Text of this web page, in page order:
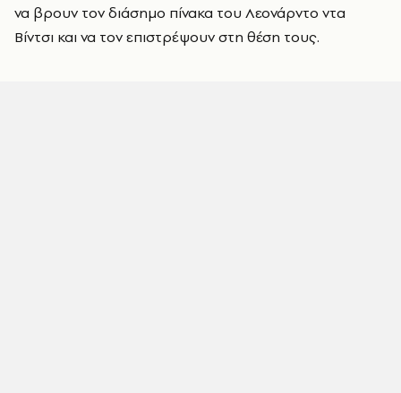
να βρουν τον διάσημο πίνακα του Λεονάρντο ντα
Βίντσι και να τον επιστρέψουν στη θέση τους.